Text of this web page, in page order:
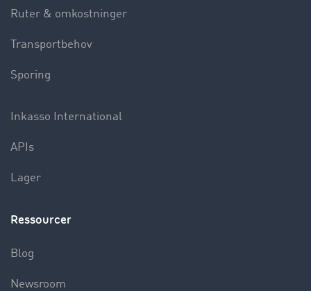
Ruter & omkostninger
Transportbehov
Sporing
Inkasso International
APIs
Lager
Ressourcer
Blog
Newsroom